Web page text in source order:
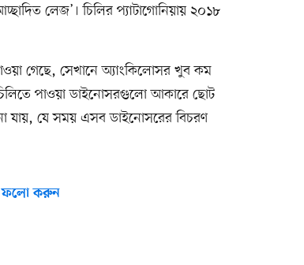
লেজ’। চিলির প্যাটাগোনিয়ায় ২০১৮
গেছে, সেখানে অ্যাংকিলোসর খুব কম
পাওয়া ডাইনোসরগুলো আকারে ছোট
যায়, যে সময় এসব ডাইনোসরের বিচরণ
ফলো করুন